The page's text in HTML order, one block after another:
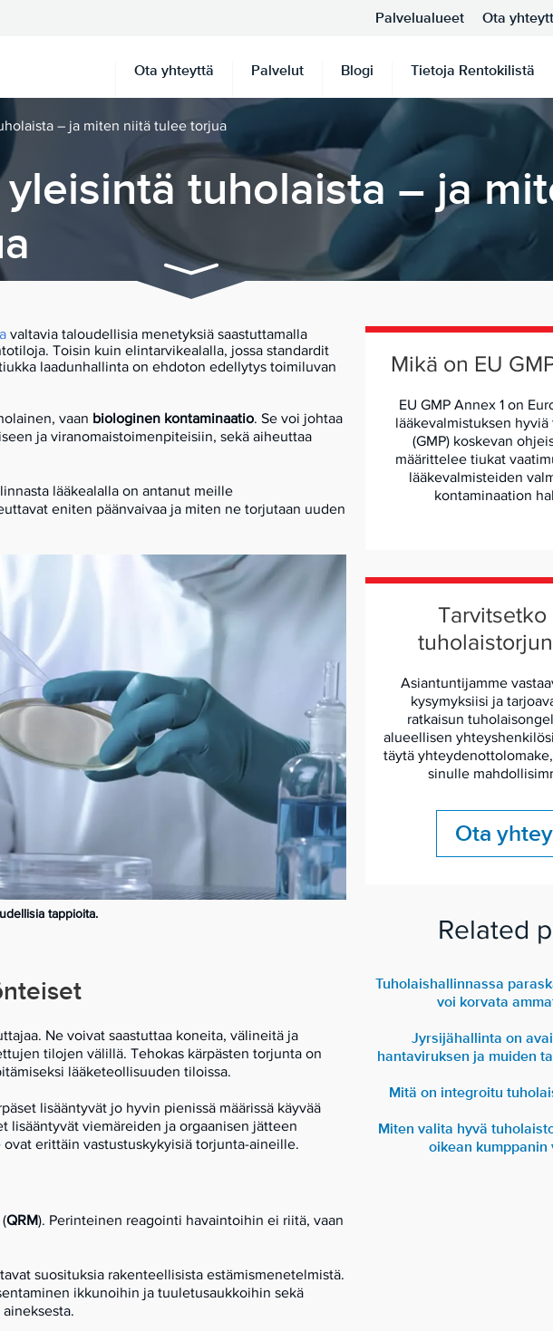
Palvelualueet Ota
Ota yhteyttä Palvelut Blogi Tietoja Rentokilistä
– ja miten niitä tulee torjua
tuholaista – ja
valtavia taloudellisia menetyksiä saastuttamalla
Toisin kuin elintarvikealalla, jossa standardit
laadunhallinta on ehdoton edellytys toimiluvan
vaan biologinen kontaminaatio. Se voi johtaa
ja viranomaistoimenpiteisiin, sekä aiheuttaa
lääkealalla on antanut meille
eniten päänvaivaa ja miten ne torjutaan uuden
tappioita.
Ne voivat saastuttaa koneita, välineitä ja
tilojen välillä. Tehokas kärpästen torjunta on
lääketeollisuuden tiloissa.
lisääntyvät jo hyvin pienissä määrissä käyvää
lisääntyvät viemäreiden ja orgaanisen jätteen
erittäin vastustuskykyisiä torjunta-aineille.
QRM). Perinteinen reagointi havaintoihin ei riitä, vaan
suosituksia rakenteellisista estämismenetelmistä.
ikkunoihin ja tuuletusaukkoihin sekä
Mikä on EU
EU GMP Annex 1 on
lääkevalmistuksen
(GMP) koskevan
määrittelee tiukat
lääkevalmisteiden
kontaminaation
Tarvitsetko
Asiantuntijamme
kysymyksiisi ja
ratkaisun
alueellisen
täytä
sinulle
Ota
Related
Tuholaishallinnassa
voi korvata
Jyrsijähallinta on
hantaviruksen ja muiden
Mitä on integroitu
Miten valita hyvä
oikean kumppanin